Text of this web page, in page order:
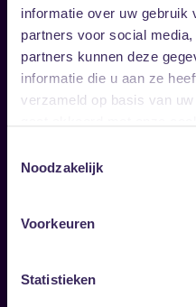
informatie over uw gebruik
partners voor social
partners kunnen deze
informatie die u aan ze
verzameld op basis van
Noodzakelijk
Voorkeuren
Statistieken
Home
Vrijwilligers
Verhuur
Disclaimer
Privacy &
Follow
Onze nieuwsbrief